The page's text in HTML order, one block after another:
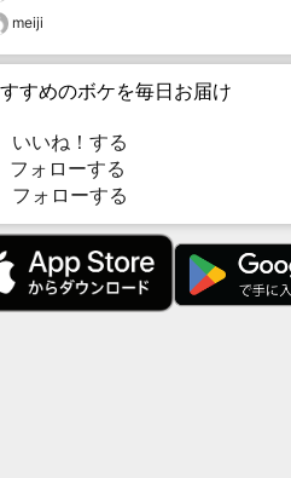
meiji
すめのボケを毎日お届け
いいね！する
ォローする
フォローする